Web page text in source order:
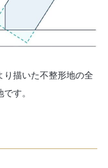
り描いた不整形地の全
す。